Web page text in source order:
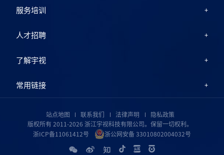
服务培训
人才招聘
了解宇视
常用链接
站点地图 联系我们 法律声明
隐私政策
版权所有 2011-2026 浙江宇视科技有限公司。保留一切权利。
浙ICP备11061412号
浙公网安备 33010802004032号